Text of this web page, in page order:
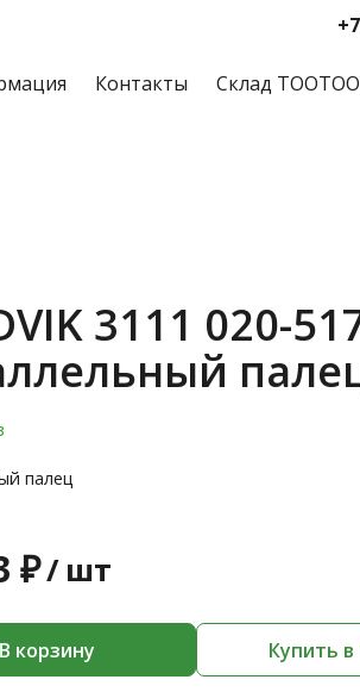
Контакты Склад
3111 020-
палец
₽/ шт
В корзину Купить в